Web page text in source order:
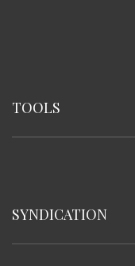
TOOLS
SYNDICATION